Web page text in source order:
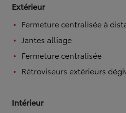
Extérieur
Fermeture centralisée à
Jantes alliage
Fermeture centralisée
Rétroviseurs extérieurs
Intérieur